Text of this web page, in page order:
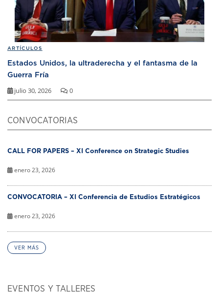
ARTÍCULOS
Estados Unidos, la ultraderecha y el fantasma de la
Guerra Fría
julio 30, 2026 0
CONVOCATORIAS
CALL FOR PAPERS – XI Conference on Strategic Studies
enero 23, 2026
CONVOCATORIA – XI Conferencia de Estudios Estratégicos
enero 23, 2026
VER MÁS
EVENTOS Y TALLERES